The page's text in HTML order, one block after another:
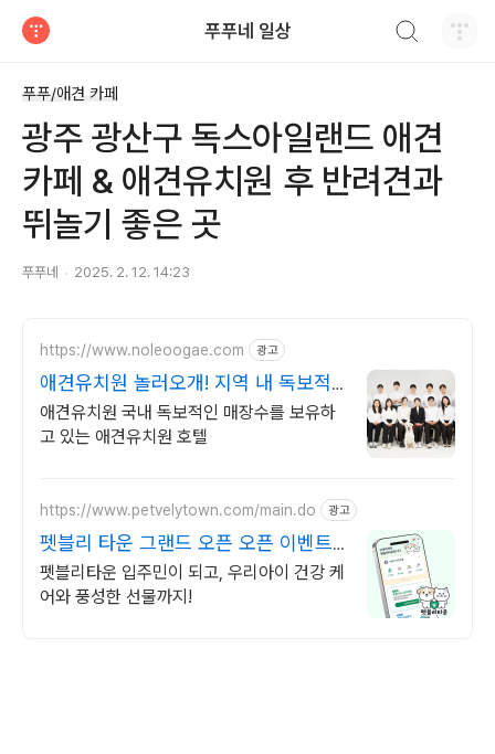
푸푸네 일상
푸푸/애견 카페
광주 광산구 독스아일랜드 애견
카페 & 애견유치원 후 반려견과
뛰놀기 좋은 곳
푸푸네 2025. 2. 12. 14:23
https://www.noleoogae.com 광고
애견유치원 놀러오개! 지역 내 독보적
유치원,호텔
애견유치원 국내 독보적인 매장수를 보유하
고 있는 애견유치원 호텔
https://www.petvelytown.com/main.do 광고
펫블리 타운 그랜드 오픈 오픈 이벤트
진행 중!
펫블리타운 입주민이 되고, 우리아이 건강 케
어와 풍성한 선물까지!